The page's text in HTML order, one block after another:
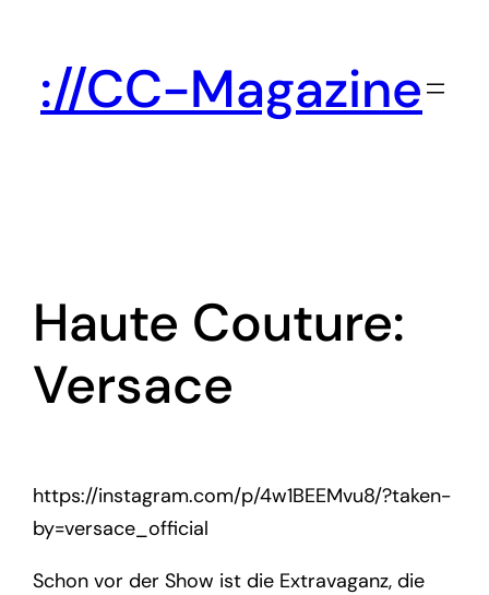
springen
://CC-Magazine
Haute Couture:
Versace
https://instagram.com/p/4w1BEEMvu8/?taken-
by=versace_official
Schon vor der Show ist die Extravaganz, die